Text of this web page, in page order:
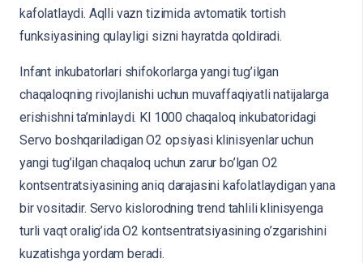
kafolatlaydi. Aqlli vazn tizimida avtomatik tortish
funksiyasining qulayligi sizni hayratda qoldiradi.
Infant inkubatorlari shifokorlarga yangi tug’ilgan
chaqaloqning rivojlanishi uchun muvaffaqiyatli natijalarga
erishishni ta’minlaydi. Kl 1000 chaqaloq inkubatoridagi
Servo boshqariladigan O2 opsiyasi klinisyenlar uchun
yangi tug’ilgan chaqaloq uchun zarur bo’lgan O2
kontsentratsiyasining aniq darajasini kafolatlaydigan yana
bir vositadir. Servo kislorodning trend tahlili klinisyenga
turli vaqt oralig’ida O2 kontsentratsiyasining o’zgarishini
kuzatishga yordam beradi.